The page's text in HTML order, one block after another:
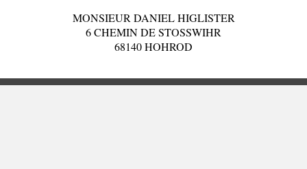
MONSIEUR DANIEL HIGLISTER
6 CHEMIN DE STOSSWIHR
68140 HOHROD